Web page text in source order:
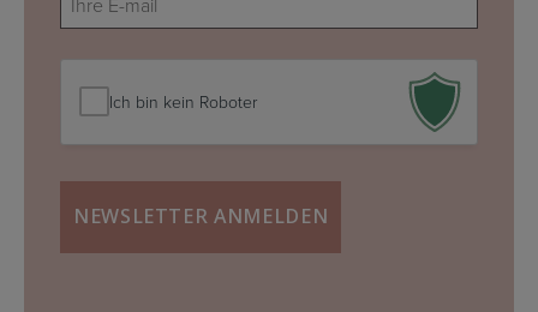
mail
(erforderlich)
Ich bin kein Roboter